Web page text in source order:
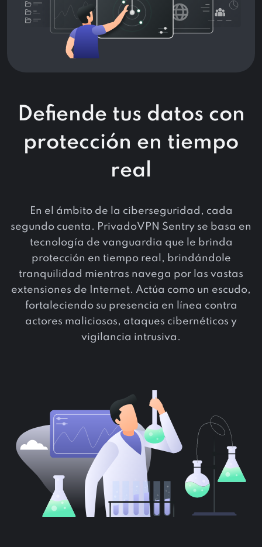
Defiende tus datos con
protección en tiempo
real
En el ámbito de la ciberseguridad, cada
segundo cuenta. PrivadoVPN Sentry se basa en
tecnología de vanguardia que le brinda
protección en tiempo real, brindándole
tranquilidad mientras navega por las vastas
extensiones de Internet. Actúa como un escudo,
fortaleciendo su presencia en línea contra
actores maliciosos, ataques cibernéticos y
vigilancia intrusiva.